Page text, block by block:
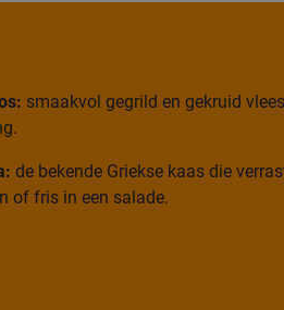
smaakvol gegrild en gekruid
de bekende Griekse kaas die
of fris in een salade.